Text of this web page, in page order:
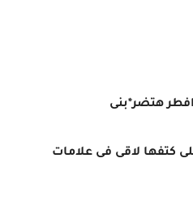
هتضر*بنى
كتفها لاقى فى علامات